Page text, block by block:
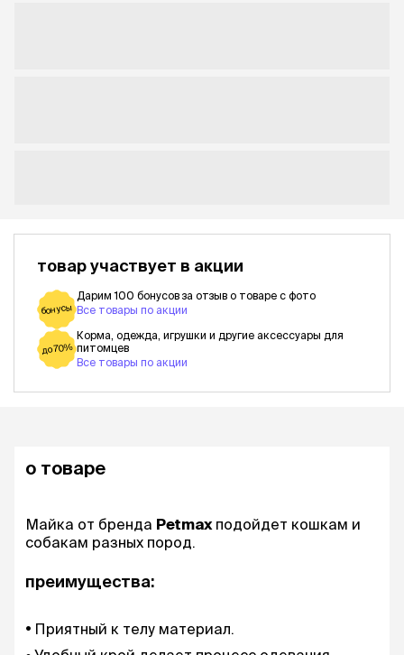
товар участвует в акции
бонусы
Дарим 100 бонусов за отзыв о товаре с фото
Все товары по акции
до 70%
Корма, одежда, игрушки и другие аксессуары для
питомцев
Все товары по акции
о товаре
Майка от бренда Petmax подойдет кошкам и
собакам разных пород.
преимущества:
Приятный к телу материал.